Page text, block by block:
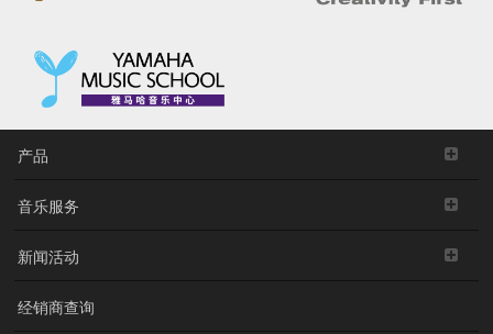
产品
音乐服务
新闻活动
经销商查询